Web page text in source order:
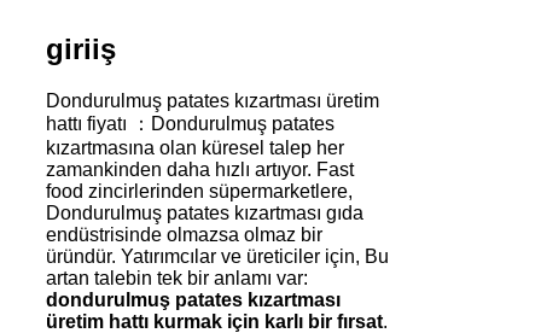
giriiş
Dondurulmuş patates kızartması üretim
hattı fiyatı ：Dondurulmuş patates
kızartmasına olan küresel talep her
zamankinden daha hızlı artıyor. Fast
food zincirlerinden süpermarketlere,
Dondurulmuş patates kızartması gıda
endüstrisinde olmazsa olmaz bir
üründür. Yatırımcılar ve üreticiler için, Bu
artan talebin tek bir anlamı var:
dondurulmuş patates kızartması
üretim hattı kurmak için karlı bir fırsat.